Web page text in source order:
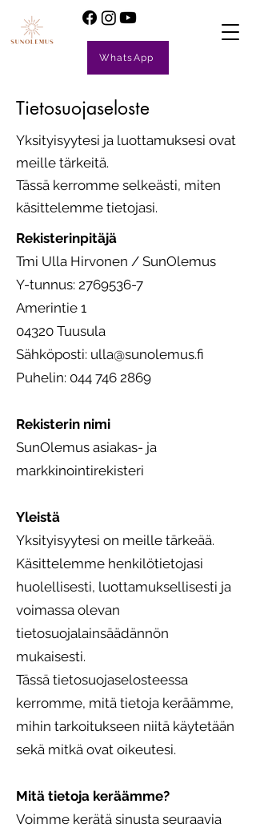
WhatsApp
Tietosuojaseloste
Yksityisyytesi ja luottamuksesi ovat
meille tärkeitä.
Tässä kerromme selkeästi, miten
käsittelemme tietojasi.
Rekisterinpitäjä
Tmi Ulla Hirvonen / SunOlemus
Y-tunnus: 2769536-7
Amerintie 1
04320 Tuusula
Sähköposti: ulla@sunolemus.fi
Puhelin: 044 746 2869
Rekisterin nimi
SunOlemus asiakas- ja
markkinointirekisteri
Yleistä
Yksityisyytesi on meille tärkeää.
Käsittelemme henkilötietojasi
huolellisesti, luottamuksellisesti ja
voimassa olevan
tietosuojalainsäädännön
mukaisesti.
Tässä tietosuojaselosteessa
kerromme, mitä tietoja keräämme,
mihin tarkoitukseen niitä käytetään
sekä mitkä ovat oikeutesi.
Mitä tietoja keräämme?
Voimme kerätä sinusta seuraavia